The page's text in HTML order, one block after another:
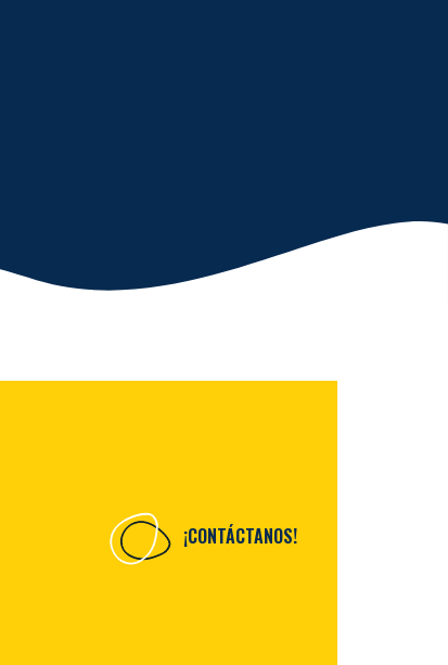
¡CONTÁCTANOS!